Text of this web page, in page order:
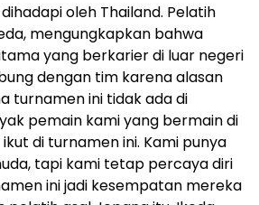
oleh Thailand. Pelatih
mengungkapkan bahwa
yang berkarier di luar negeri
dengan tim karena alasan
turnamen ini tidak ada di
pemain kami yang bermain di
di turnamen ini. Kami punya
tapi kami tetap percaya diri
ini jadi kesempatan mereka